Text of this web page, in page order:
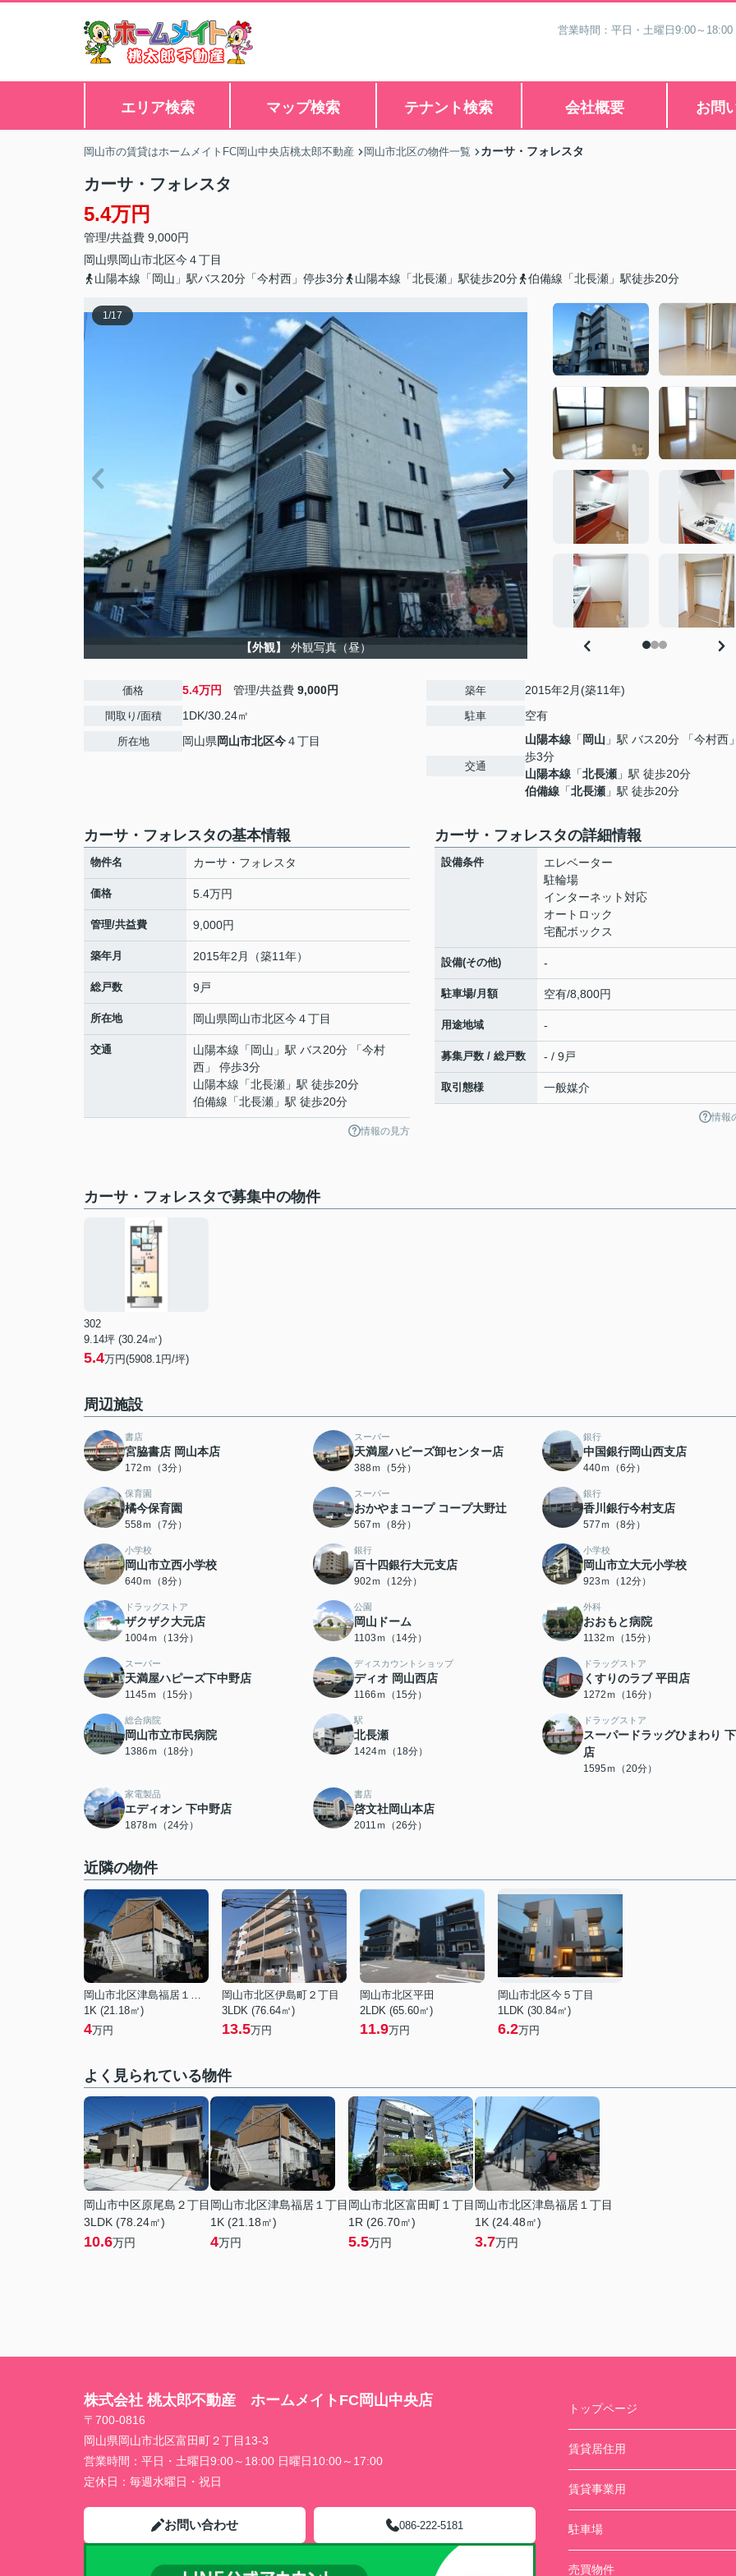
営業時間：平日・土曜日9:00～
エリア検索 マップ検索 テナント検索 会社概要 お問
岡山市の賃貸はホームメイトFC岡山中央店桃太郎不動産 岡山市北区の物件一覧 カーサ・フォレスタ
カーサ・フォレスタ
5.4万円
管理/共益費 9,000円
岡山県岡山市北区今 ４丁目
山陽本線「岡山」駅バス20分「今村西」停歩3分
山陽本線「北長瀬」駅徒歩20分 伯備線「北長瀬」駅徒歩20分
1/17
【外観】 外観写真（昼）
価格 5.4万円 管理/共益費 9,000円
間取り/面積 1DK/30.24㎡
所在地 岡山県岡山市北区今４丁目
築年 2015年2月(築11年)
駐車 空有
交通
山陽本線 「 岡山 」駅 バス20分 「今村西
歩3分
山陽本線 「北長瀬 」駅 徒歩20分
伯備線 「北長瀬 」駅 徒歩20分
カーサ・フォレスタの基本情報
物件名 カーサ・フォレスタ
価格 5.4万円
管理/共益費 9,000円
築年月 2015年2月（築11年）
総戸数 9戸
所在地 岡山県岡山市北区今 ４丁目
交通 山陽本線 「 岡山 」駅 バス20分 「今村
西」 停歩3分
山陽本線 「北長瀬 」駅 徒歩20分
伯備線 「北長瀬 」駅 徒歩20分
情報の見方
カーサ・フォレスタの詳細情報
設備条件
エレベーター
駐輪場
インターネット対応
オートロック
宅配ボックス
設備(その他) -
駐車場/月額 空有/8,800円
用途地域 -
募集戸数 / 総戸数 - / 9戸
取引態様 一般媒介
情報
カーサ・フォレスタで募集中の物件
302
9.14坪 (30.24㎡)
5.4万円(5908.1円/坪)
周辺施設
書店
宮脇書店 岡山本店
172ｍ（3分）
スーパー
天満屋ハピーズ卸センター店
388ｍ（5分）
銀行
中国銀行岡山西支店
440ｍ（6分）
保育園
橘今保育園
558ｍ（7分）
スーパー
おかやまコープ コープ大野辻
567ｍ（8分）
銀行
香川銀行今村支店
577ｍ（8分）
小学校
岡山市立西小学校
640ｍ（8分）
銀行
百十四銀行大元支店
902ｍ（12分）
小学校
岡山市立大元小学校
923ｍ（12分）
ドラッグストア
ザクザク大元店
1004ｍ（13分）
公園
岡山ドーム
1103ｍ（14分）
外科
おおもと病院
1132ｍ（15分）
スーパー
天満屋ハピーズ下中野店
1145ｍ（15分）
ディスカウントショップ
ディオ 岡山西店
1166ｍ（15分）
ドラッグストア
くすりのラブ 平田店
1272ｍ（16分）
総合病院
岡山市立市民病院
1386ｍ（18分）
駅
北長瀬
1424ｍ（18分）
ドラッグストア
スーパードラッグひまわり
店
1595ｍ（20分）
家電製品
エディオン 下中野店
1878ｍ（24分）
書店
啓文社岡山本店
2011ｍ（26分）
近隣の物件
岡山市北区津島福居１丁目
1K (21.18㎡)
4万円
岡山市北区伊島町２丁目
3LDK (76.64㎡)
13.5万円
岡山市北区平田
2LDK (65.60㎡)
11.9万円
岡山市北区今５丁目
1LDK (30.84㎡)
6.2万円
よく見られている物件
岡山市中区原尾島２丁目
3LDK (78.24㎡)
10.6万円
岡山市北区津島福居１丁目
1K (21.18㎡)
4万円
岡山市北区富田町１丁目
1R (26.70㎡)
5.5万円
岡山市北区津島福居１丁目
1K (24.48㎡)
3.7万円
株式会社 桃太郎不動産 ホームメイトFC岡山中央店
〒700-0816
岡山県岡山市北区富田町２丁目13-3
営業時間： 平日・土曜日9:00～18:00 日曜日10:00～17:00
定休日： 毎週水曜日・祝日
お問い合わせ 086-222-5181
トップページ
賃貸居住用
賃貸事業用
駐車場
売買物件